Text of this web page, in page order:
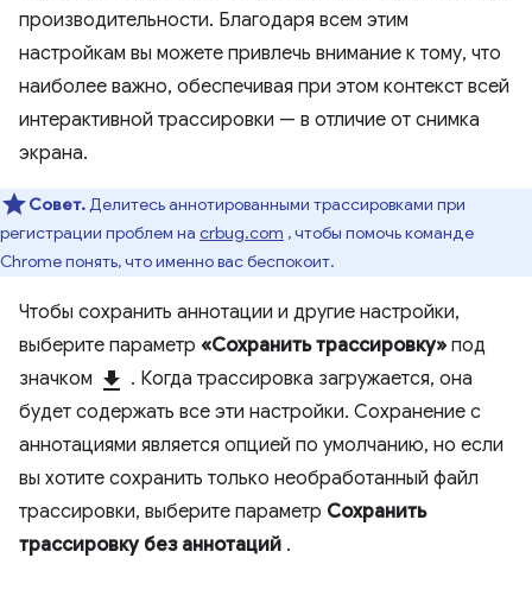
производительности. Благодаря всем этим
настройкам вы можете привлечь внимание к тому, что
наиболее важно, обеспечивая при этом контекст всей
интерактивной трассировки — в отличие от снимка
экрана.
Совет.Делитесь аннотированными трассировками при
регистрации проблем на crbug.com , чтобы помочь команде
Chrome понять, что именно вас беспокоит.
Чтобы сохранить аннотации и другие настройки,
выберите параметр «Сохранить трассировку» под
значком download . Когда трассировка загружается, она
будет содержать все эти настройки. Сохранение с
аннотациями является опцией по умолчанию, но если
вы хотите сохранить только необработанный файл
трассировки, выберите параметр Сохранить
трассировку без аннотаций .